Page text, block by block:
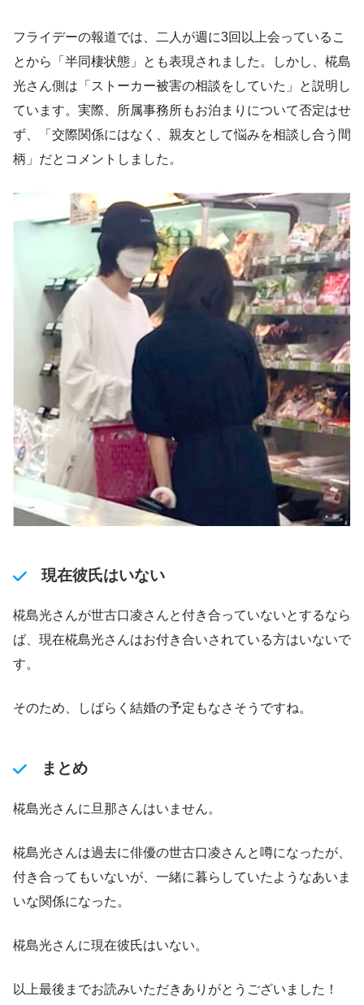
フライデーの報道では、二人が週に3回以上会っているこ
とから「半同棲状態」とも表現されました。しかし、椛島
光さん側は「ストーカー被害の相談をしていた」と説明し
ています。実際、所属事務所もお泊まりについて否定はせ
ず、「交際関係にはなく、親友として悩みを相談し合う間
柄」だとコメントしました。
現在彼氏はいない
椛島光さんが世古口凌さんと付き合っていないとするなら
ば、現在椛島光さんはお付き合いされている方はいないで
す。
そのため、しばらく結婚の予定もなさそうですね。
まとめ
椛島光さんに旦那さんはいません。
椛島光さんは過去に俳優の世古口凌さんと噂になったが、
付き合ってもいないが、一緒に暮らしていたようなあいま
いな関係になった。
椛島光さんに現在彼氏はいない。
以上最後までお読みいただきありがとうございました！